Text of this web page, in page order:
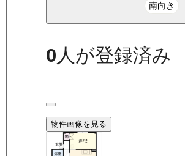
南向き
0人が登録済み
物件画像を見る